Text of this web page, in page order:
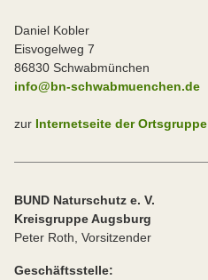
Daniel Kobler
Eisvogelweg 7
86830 Schwabmünchen
info@bn-schwabmuenchen.de
zur Internetseite der Ortsgruppe
BUND Naturschutz e. V.
Kreisgruppe Augsburg
Peter Roth, Vorsitzender
Geschäftsstelle: